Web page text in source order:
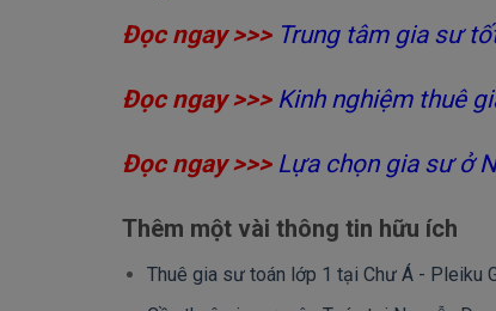
Đọc ngay >>>Trung tâm gia sư
Đọc ngay >>> Kinh nghiệm thuê
Đọc ngay >>> Lựa chọn gia sư ở
Thêm một vài thông tin hữu ích
Thuê gia sư toán lớp 1 tại Chư Á - Pleiku